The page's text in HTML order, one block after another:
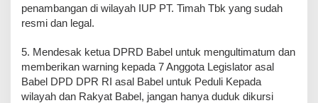
penambangan di wilayah IUP PT. Timah Tbk yang sudah
resmi dan legal.
5. Mendesak ketua DPRD Babel untuk mengultimatum dan
memberikan warning kepada 7 Anggota Legislator asal
Babel DPD DPR RI asal Babel untuk Peduli Kepada
wilayah dan Rakyat Babel, jangan hanya duduk dikursi